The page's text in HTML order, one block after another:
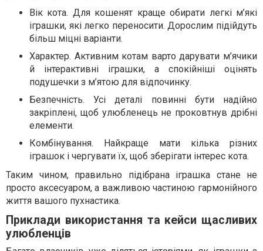
Вік кота. Для кошенят краще обирати легкі м’які
іграшки, які легко переносити. Дорослим підійдуть
більш міцні варіанти.
Характер. Активним котам варто дарувати м’ячики
й інтерактивні іграшки, а спокійніші оцінять
подушечки з м’ятою для відпочинку.
Безпечність. Усі деталі повинні бути надійно
закріплені, щоб улюбленець не проковтнув дрібні
елементи.
Комбінування. Найкраще мати кілька різних
іграшок і чергувати їх, щоб зберігати інтерес кота.
Таким чином, правильно підібрана іграшка стане не
просто аксесуаром, а важливою частиною гармонійного
життя вашого пухнастика.
Приклади використання та кейси щасливих
улюбленців